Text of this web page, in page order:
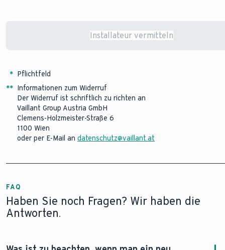
Changes saved successfully.Installateur vermitteln
* Pflichtfeld
** Informationen zum Widerruf
Der Widerruf ist schriftlich zu richten an
Vaillant Group Austria GmbH
Clemens-Holzmeister-Straße 6
1100 Wien
oder per E-Mail an datenschutz@vaillant.at
FAQ
Haben Sie noch Fragen? Wir haben die
Antworten.